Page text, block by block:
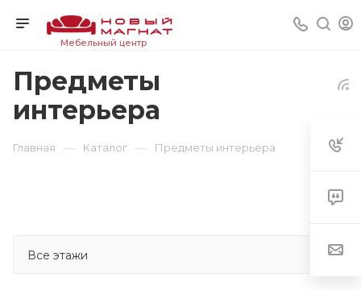
Мебельный центр
Предметы
интерьера
Главная — Каталог — Предметы интерьера